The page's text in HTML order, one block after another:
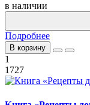
в наличии
Подробнее
В корзину
1
1727